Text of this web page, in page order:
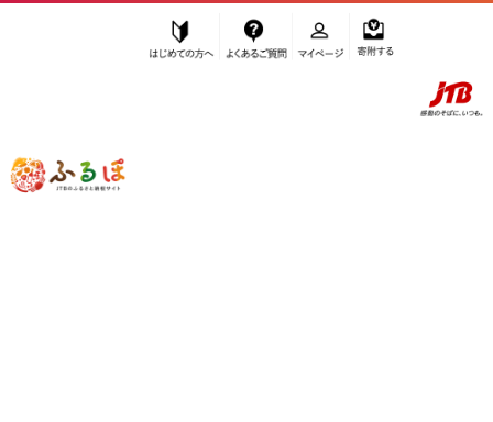
ふるぽ JTBのふるさと納税サイト